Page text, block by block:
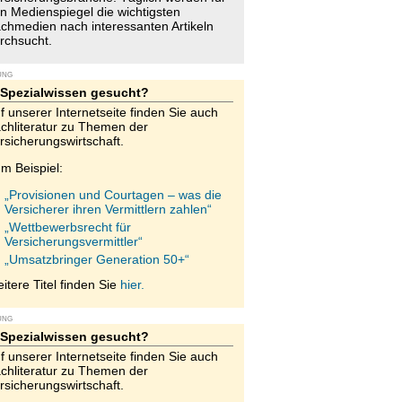
Medienspiegel die wichtigsten
nach interessanten Artikeln
Spezialwissen gesucht?
unserer Internetseite finden Sie auch
zu Themen der
Beispiel:
„Provisionen und Courtagen – was die
Versicherer ihren Vermittlern zahlen“
„Wettbewerbsrecht für
Versicherungsvermittler“
„Umsatzbringer Generation 50+“
Titel finden Sie hier.
Spezialwissen gesucht?
unserer Internetseite finden Sie auch
zu Themen der